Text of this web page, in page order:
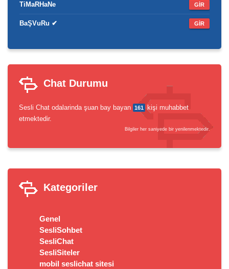
TiMaRHaNe GİR
BaŞVuRu ✔ GİR
Chat Durumu
Sesli Chat odalarinda şuan bay bayan 161 kişi muhabbet
etmektedir.
Bilgiler her saniyede bir yenilenmektedir.
Kategoriler
Genel
SesliSohbet
SesliChat
SesliSiteler
mobil seslichat sitesi